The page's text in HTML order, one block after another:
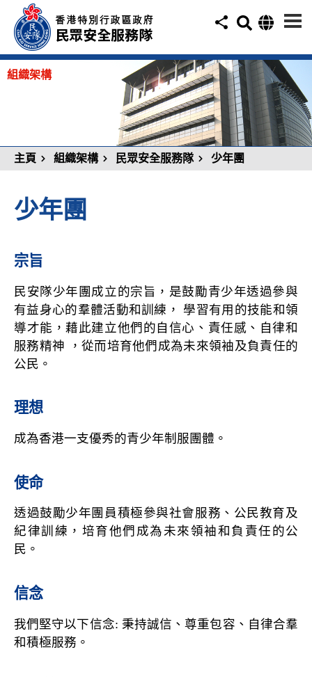
組織架構
主頁 組織架構 民眾安全服務隊 少年團
少年團
宗旨
民安隊少年團成立的宗旨，是鼓勵青少年透過參與
有益身心的羣體活動和訓練， 學習有用的技能和領
導才能，藉此建立他們的自信心、責任感、自律和
服務精神 ，從而培育他們成為未來領袖及負責任的
公民。
理想
成為香港一支優秀的青少年制服團體。
使命
透過鼓勵少年團員積極參與社會服務、公民教育及
紀律訓練，培育他們成為未來領袖和負責任的公
民。
信念
我們堅守以下信念: 秉持誠信、尊重包容、自律合羣
和積極服務。